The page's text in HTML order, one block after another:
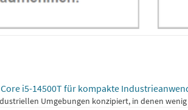
i5-14500T für kompakte
Umgebungen konzipiert, in denen